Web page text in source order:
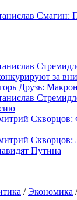
за
Друзь:
Скворцов:
Путина
/Экономика